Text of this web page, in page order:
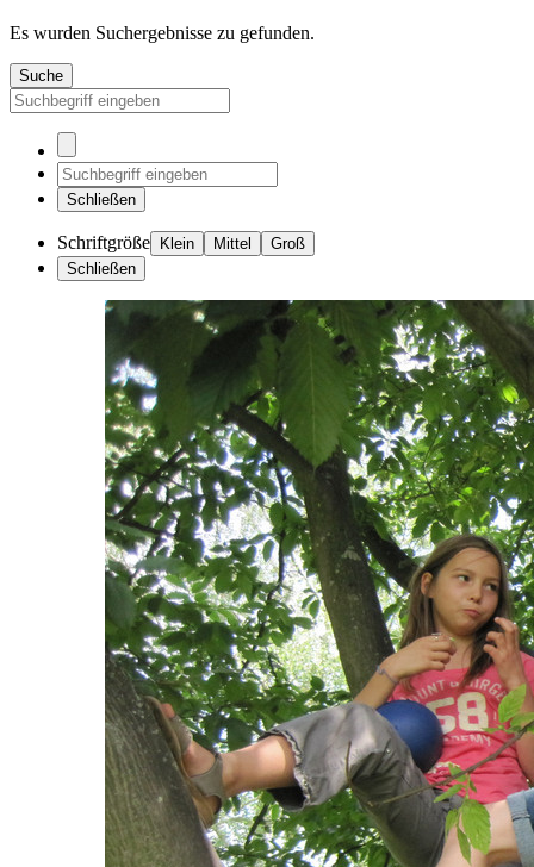
Es wurden Suchergebnisse zu gefunden.
Suche
Schließen
Schriftgröße Klein Mittel
Groß
Schließen